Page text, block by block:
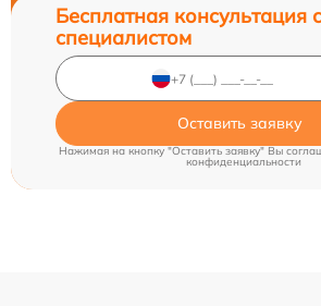
Бесплатная консультация
специалистом
Оставить заявку
Нажимая на кнопку "Оставить заявку" Вы
конфиденциальности